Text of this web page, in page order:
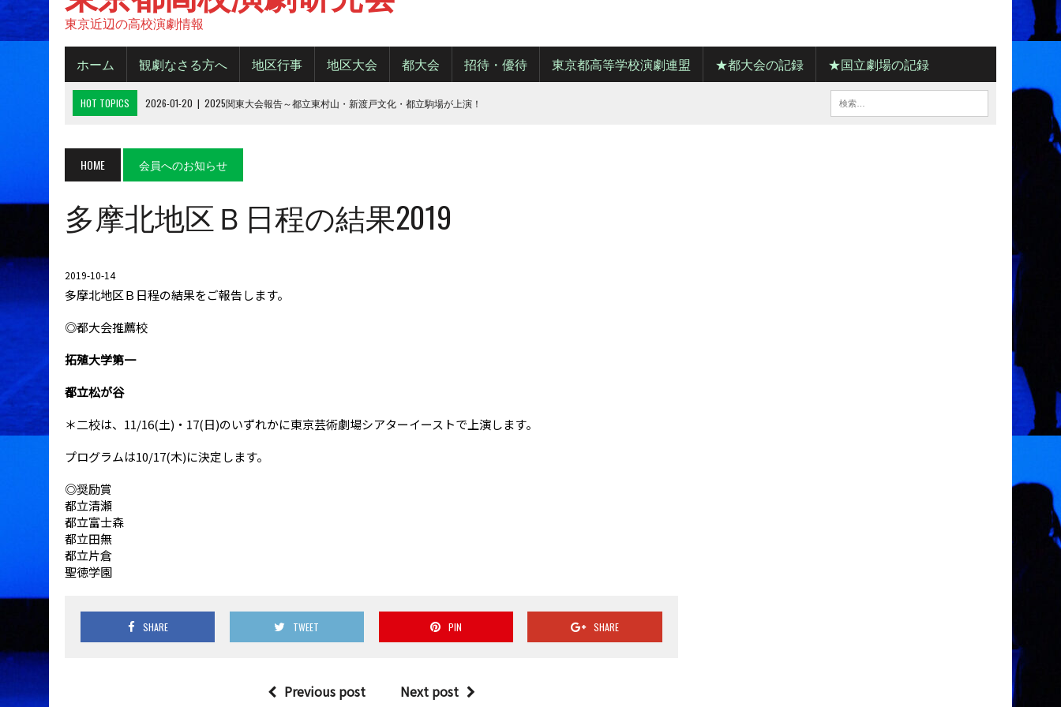
東京近辺の高校演劇情報
ホーム 観劇なさる方へ 地区行事 地区大会 都大会 招待・優待 東京都高等学校演劇連盟 ★都大会の記録 ★国立劇場の記録
HOT TOPICS 2026-01-20 | 2025関東大会報告～都立東村山・新渡戸文化・都立駒場が上演！
2025-10-14 | 2025年 都大会の観劇について
2026-06-15
令和８年度城東地区新人デビューフェスティバル
HOME 会員へのお知らせ
多摩北地区Ｂ日程の結果2019
2019-10-14
多摩北地区Ｂ日程の結果をご報告します。
◎都大会推薦校
拓殖大学第一
都立松が谷
＊二校は、11/16(土)・17(日)のいずれかに東京芸術劇場シアターイーストで上演します。
プログラムは10/17(木)に決定します。
◎奨励賞
都立清瀬
都立富士森
都立田無
都立片倉
聖徳学園
SHARE TWEET PIN SHARE
Previous post Next post